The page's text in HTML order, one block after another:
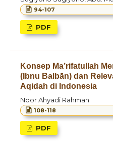
94-107
PDF
Konsep Ma’rifatullah
(Ibnu Balbān) dan
Aqidah di Indonesia
Noor Ahyadi Rahman
108-118
PDF